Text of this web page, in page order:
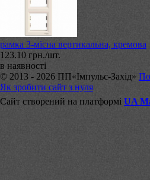
рамка 3-місна вертикальна, кремова
123.10 грн./шт.
в наявності
© 2013 - 2026 ПП«Імпульс-Захід»
Як зробити сайт з нуля
Сайт створений на платформі UA